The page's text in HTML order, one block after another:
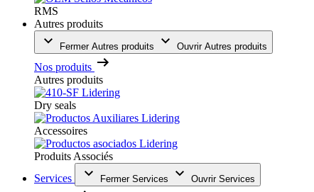
RMS
Autres produits
Fermer Autres produits Ouvrir Autres produits
Nos produits
Autres produits
Dry seals
Accessoires
Produits Associés
Services
Fermer Services Ouvrir Services